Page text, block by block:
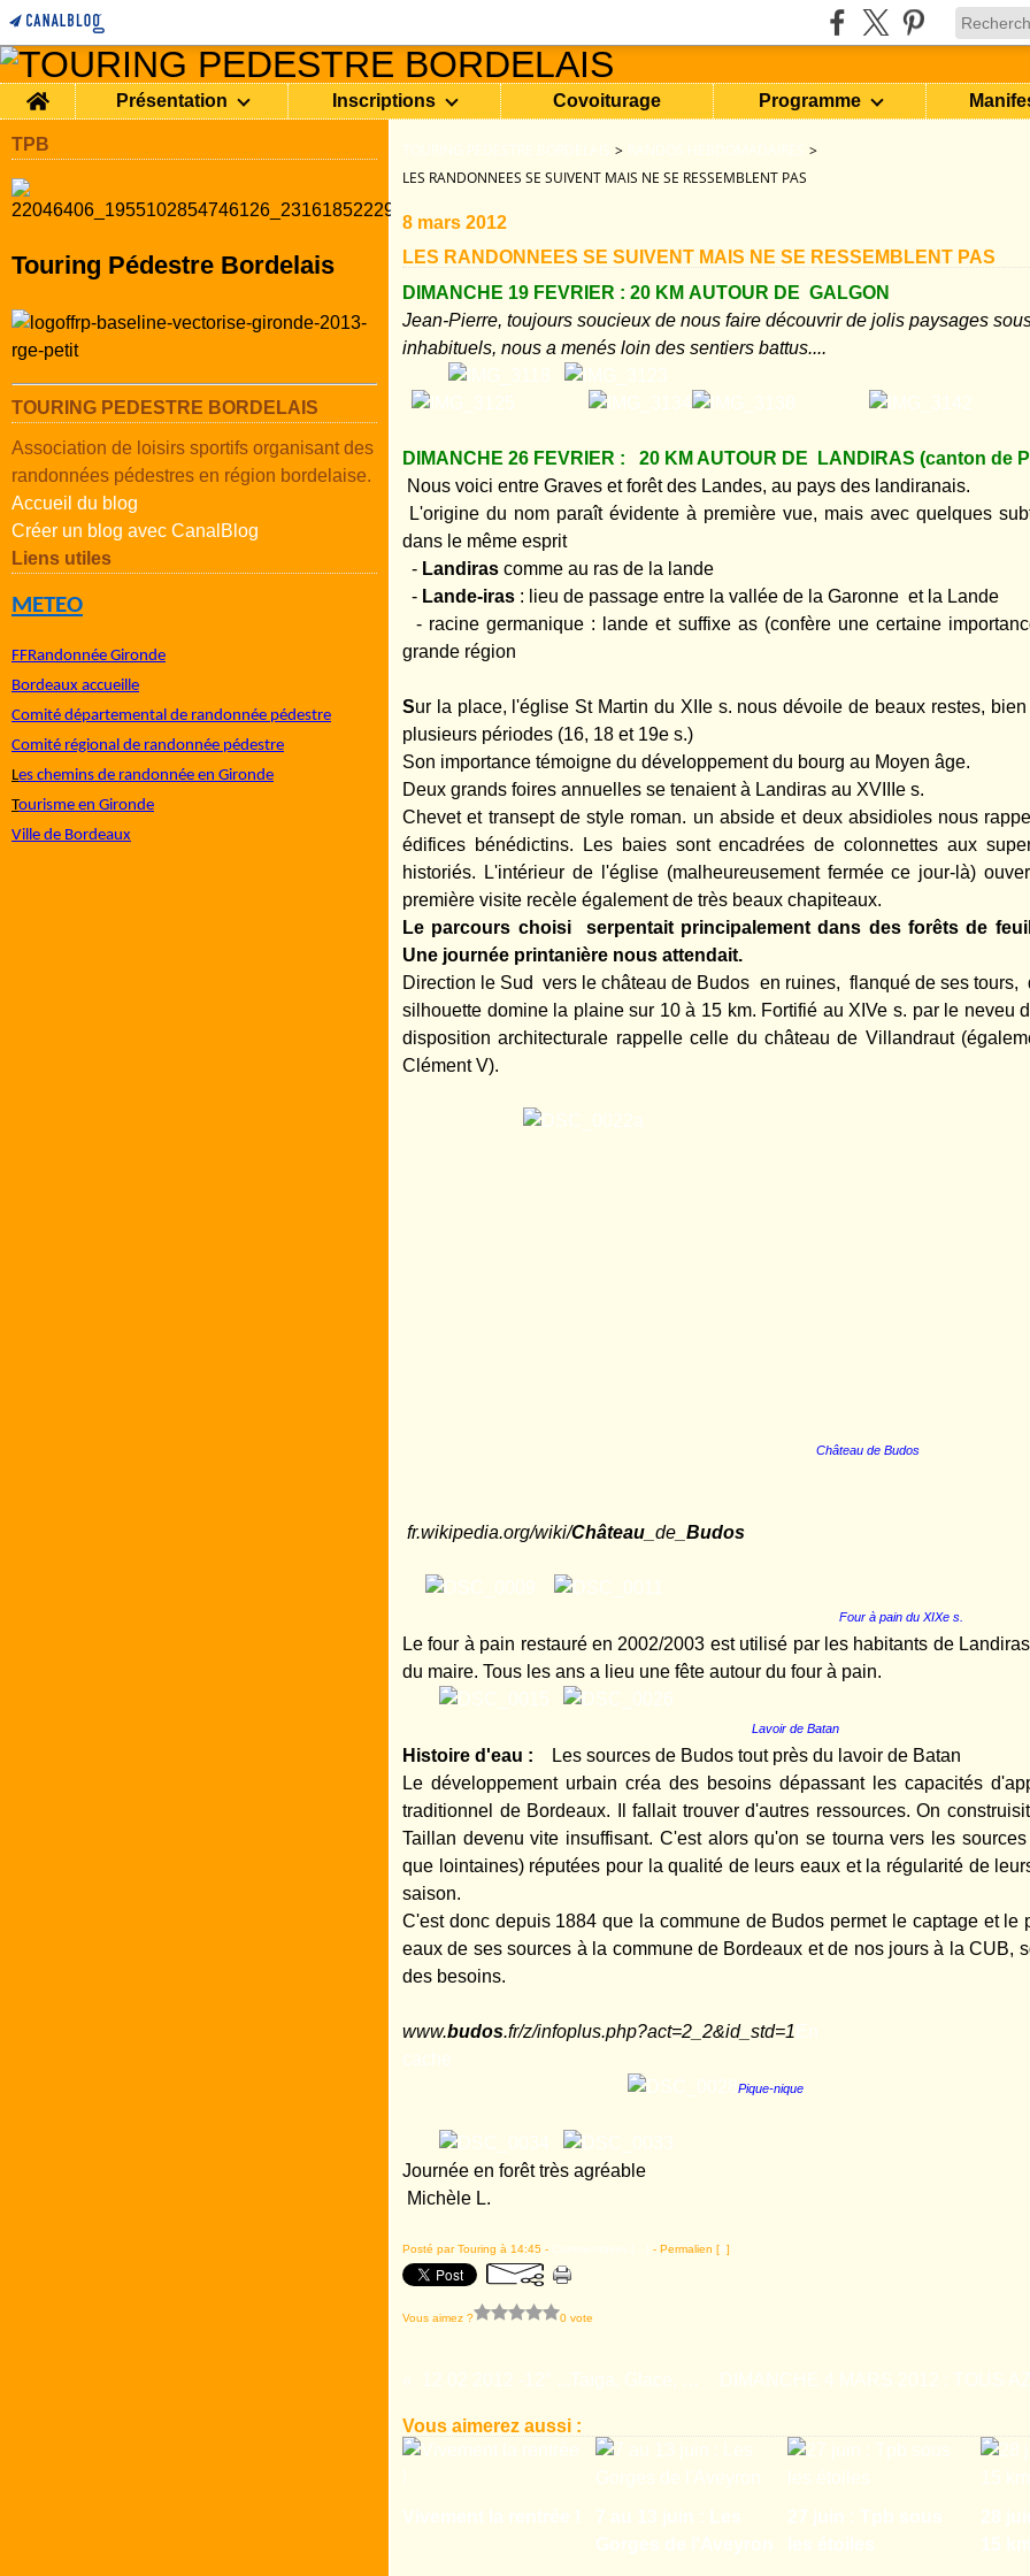
Home Présentation Inscriptions Covoiturage Programme
TPB
Touring Pédestre Bordelais
TOURING PEDESTRE BORDELAIS
Association de loisirs sportifs organisant des
randonnées pédestres en région bordelaise.
Accueil du blog
Créer un blog avec CanalBlog
Liens utiles
METEO
FFRandonnée Gironde
Bordeaux accueille
Comité départemental de randonnée pédestre
Comité régional de randonnée pédestre
Les chemins de randonnée en Gironde
Tourisme en Gironde
Ville de Bordeaux
TOURING PEDESTRE BORDELAIS > RANDOS HEBDOMADAIRES >
LES RANDONNEES SE SUIVENT MAIS NE SE RESSEMBLENT PAS
8 mars 2012
LES RANDONNEES SE SUIVENT MAIS NE SE RESSEMBLENT PAS
DIMANCHE 19 FEVRIER : 20 KM AUTOUR DE GALGON
Jean-Pierre, toujours soucieux de nous faire découvrir de jolis paysages
inhabituels, nous a menés loin des sentiers battus....
DIMANCHE 26 FEVRIER : 20 KM AUTOUR DE LANDIRAS (canton de
Nous voici entre Graves et forêt des Landes, au pays des landiranais.
L'origine du nom paraît évidente à première vue, mais avec quelques
dans le même esprit
- Landiras comme au ras de la lande
- Lande-iras : lieu de passage entre la vallée de la Garonne et la Lande
- racine germanique : lande et suffixe as (confère une certaine
grande région
Sur la place, l'église St Martin du XIIe s. nous dévoile de beaux restes,
plusieurs périodes (16, 18 et 19e s.)
Son importance témoigne du développement du bourg au Moyen âge.
Deux grands foires annuelles se tenaient à Landiras au XVIIIe s.
Chevet et transept de style roman. un abside et deux absidioles nous
édifices bénédictins. Les baies sont encadrées de colonnettes aux
historiés. L'intérieur de l'église (malheureusement fermée ce jour-là)
première visite recèle également de très beaux chapiteaux.
Le parcours choisi serpentait principalement dans des forêts de
Une journée printanière nous attendait.
Direction le Sud vers le château de Budos en ruines, flanqué de ses tours,
silhouette domine la plaine sur 10 à 15 km. Fortifié au XIVe s. par le neveu
disposition architecturale rappelle celle du château de Villandraut
Clément V).
Château de Budos
fr.wikipedia.org/wiki/Château _de_ Budos
Four à pain du XIXe s.
Le four à pain restauré en 2002/2003 est utilisé par les habitants de
du maire. Tous les ans a lieu une fête autour du four à pain.
Lavoir de Batan
Histoire d'eau : Les sources de Budos tout près du lavoir de Batan
Le développement urbain créa des besoins dépassant les capacités
traditionnel de Bordeaux. Il fallait trouver d'autres ressources. On
Taillan devenu vite insuffisant. C'est alors qu'on se tourna vers les
que lointaines) réputées pour la qualité de leurs eaux et la régularité de
saison.
C'est donc depuis 1884 que la commune de Budos permet le captage et le
eaux de ses sources à la commune de Bordeaux et de nos jours à la CUB,
des besoins.
www.budos.fr/z/infoplus.php?act=2_2&id_std=1 En
cache
Pique-nique
Journée en forêt très agréable
Michèle L.
Posté par Touring à 14:45 - - Permalien [#]
Vous aimez ? 0 vote
Vous aimerez aussi :
Vivement la rentrée !
7 au 13 juin : Les
Gorges de l'Aveyron
27 juin : Tpb sous
les étoiles
28
15 km